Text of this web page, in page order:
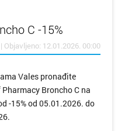
C -15%
Objavljeno: 12.01.2026. 00:00
Vales pronađite
Broncho C na
-15% od 05.01.2026. do